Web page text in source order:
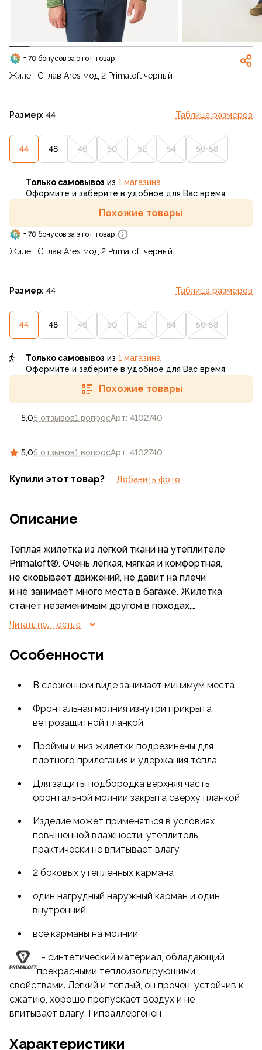
+ 70 бонусов за этот товар
Жилет Сплав Ares мод 2 Primaloft черный
Размер: 44 Таблица размеров
44 48 46 50 52 54 56-58
5,05 отзывов1 вопросАрт: 4102740
Только самовывоз из 1 магазина
Оформите и заберите в удобное для Вас время
Похожие товары
+ 70 бонусов за этот товар
Жилет Сплав Ares мод 2 Primaloft черный
Размер: 44 Таблица размеров
44 48 46 50 52 54 56-58
5,05 отзывов1 вопросАрт: 4102740
Только самовывоз из 1 магазина
Оформите и заберите в удобное для Вас время
Похожие товары
Купили этот товар? Добавить фото
Описание
Теплая жилетка из легкой ткани на утеплителе
Primaloft®. Очень легкая, мягкая и комфортная,
не сковывает движений, не давит на плечи
и не занимает много места в багаже. Жилетка
станет незаменимым другом в походах,
экспедициях и на горнолыжных курортах - на
и в Альпах и даже на вулканах Индонезии, в
пещерах.
Утеплителем для жилетки «Ares» является
Primaloft® Silver, который легок и объемен, как
натуральный пух. Сверхтонкие волокна этого
материала похожи на структуру волокон пуха
больше, чем любое другое синтетическое
волокно, что придает ему термические свойства
Кроме того, Primaloft® Silver обладает
водоотталкивающими и «дышащими» свойствами
и быстро сохнет, в случае намокания.
Немаловажной особенностью является то, что
и влажный Primaloft® согревает.
наполнитель лучше большинства утеплителей
возвращает свой объем даже после
многоразовой стирки и сушки, что является его
существенным преимуществом. Все эти качества
позволяют использовать одежду с Primaloft®
Silver там, где пух не работает или работает хуже.
Ткань верха (TORAY — EVOLUTION 20, 44*22 DTEX
NYLON, microrip-stopDiamond) прочная, легкая,
водоотталкивающей пропиткой.
Читать полностью
Особенности
В сложенном виде занимает минимум места
Фронтальная молния изнутри прикрыта
ветрозащитной планкой
Проймы и низ жилетки подрезинены для
плотного прилегания и удержания тепла
Для защиты подбородка верхняя часть
фронтальной молнии закрыта сверху планкой
Изделие может применяться в условиях
повышенной влажности, утеплитель
практически не впитывает влагу
2 боковых утепленных кармана
один нагрудный наружный карман и один
внутренний
все карманы на молнии
- синтетический материал, обладающий
прекрасными теплоизолирующими
свойствами. Легкий и теплый, он прочен, устойчив к
сжатию, хорошо пропускает воздух и не
впитывает влагу. Гипоаллергенен
Характеристики